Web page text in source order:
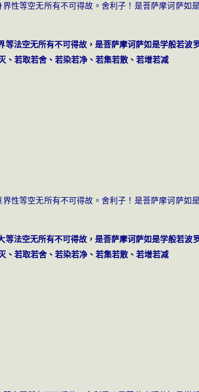
性等空无所有不可得故。舍利子！是菩萨摩诃萨如
法空无所有不可得故，是菩萨摩诃萨如是学般若波
、若取若舍、若染若净、若集若散、若增若减
性等空无所有不可得故。舍利子！是菩萨摩诃萨如
法空无所有不可得故，是菩萨摩诃萨如是学般若波
、若取若舍、若染若净、若集若散、若增若减